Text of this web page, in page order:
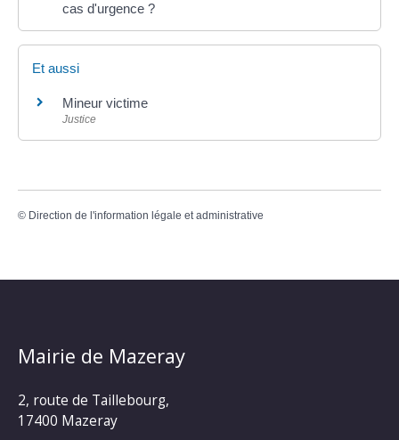
cas d'urgence ?
Et aussi
Mineur victime
Justice
© Direction de l'information légale et administrative
Mairie de Mazeray
2, route de Taillebourg,
17400 Mazeray